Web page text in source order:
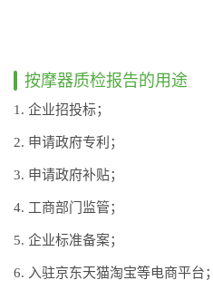
按摩器质检报告的用途
1. 企业招投标；
2. 申请政府专利；
3. 申请政府补贴；
4. 工商部门监管；
5. 企业标准备案；
6. 入驻京东天猫淘宝等电商平台；